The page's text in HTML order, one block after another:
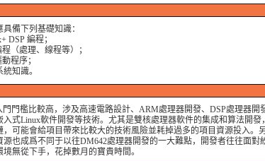
備下列基礎知識：
DSP 編程；
（處理、線程等）；
程序；
知識。
門檻比較高，涉及高速電路設計、ARM處理器開發、DSP處理器開
入式Linux軟件開發等技術。尤其是雙核處理器軟件的集成和算法開發
，可能會給項目帶來比較大的技術風險並耗掉過多的項目資源投入。
源也成爲不同于以往DM642處理器開發的一大難點，開發者往往面對
無從下手，花掉數月的寶貴時間。